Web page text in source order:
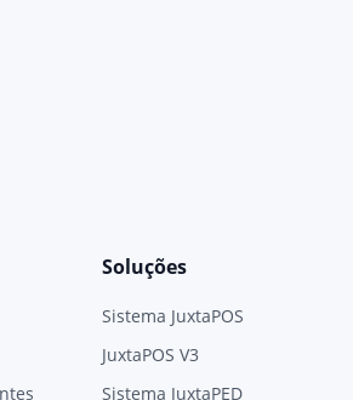
Soluções
Sistema JuxtaPOS
JuxtaPOS V3
Sistema JuxtaPED